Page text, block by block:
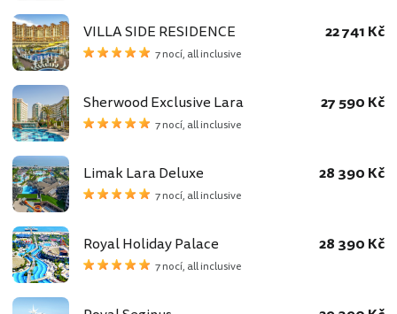
VILLA SIDE RESIDENCE
7 nocí, all inclusive
22 741 Kč
Sherwood Exclusive Lara
7 nocí, all inclusive
27 590 Kč
Limak Lara Deluxe
7 nocí, all inclusive
28 390 Kč
Royal Holiday Palace
7 nocí, all inclusive
28 390 Kč